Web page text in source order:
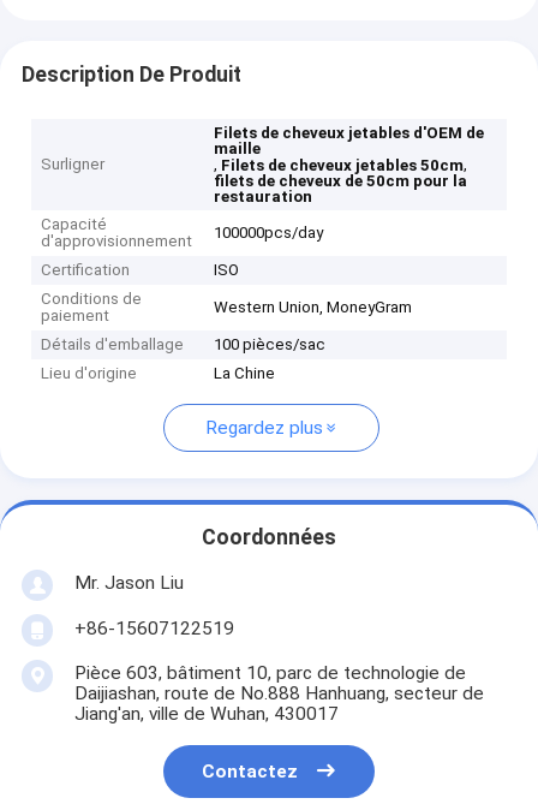
Description De Produit
Surligner
Filets de cheveux jetables d'OEM de
maille
, Filets de cheveux jetables 50cm,
filets de cheveux de 50cm pour la
restauration
Capacité
d'approvisionnement
100000pcs/day
Certification
ISO
Conditions de
paiement
Western Union, MoneyGram
Détails d'emballage
100 pièces/sac
Lieu d'origine
La Chine
Regardez plus
Coordonnées
Mr. Jason Liu
+86-15607122519
Pièce 603, bâtiment 10, parc de technologie de
Daijiashan, route de No.888 Hanhuang, secteur de
Jiang'an, ville de Wuhan, 430017
Contactez